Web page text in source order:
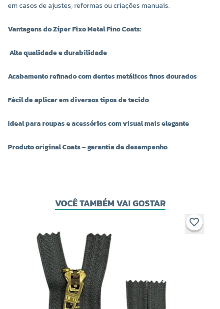
em casos de ajustes, reformas ou criações manuais.
Vantagens do Zíper Fixo Metal Fino Coats:
Alta qualidade e durabilidade
Acabamento refinado com dentes metálicos finos dourados
Fácil de aplicar em diversos tipos de tecido
Ideal para roupas e acessórios com visual mais elegante
Produto original Coats – garantia de desempenho
VOCÊ TAMBÉM VAI GOSTAR